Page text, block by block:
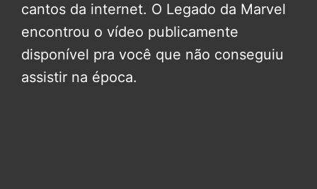
cantos da internet. O Legado da Marvel
encontrou o vídeo publicamente
disponível pra você que não conseguiu
assistir na época.